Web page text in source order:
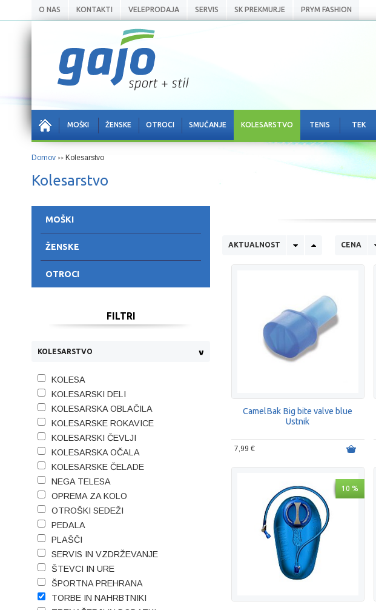
O NAS KONTAKTI VELEPRODAJA SERVIS SK PREKMURJE PRYM FASHION
MOŠKI ŽENSKE OTROCI SMUČANJE KOLESARSTVO TENIS TEK
Domov >> Kolesarstvo
Kolesarstvo
MOŠKI
ŽENSKE
OTROCI
FILTRI
KOLESARSTVO
KOLESA
KOLESARSKI DELI
KOLESARSKA OBLAČILA
KOLESARSKE ROKAVICE
KOLESARSKI ČEVLJI
KOLESARSKA OČALA
KOLESARSKE ČELADE
NEGA TELESA
OPREMA ZA KOLO
OTROŠKI SEDEŽI
PEDALA
PLAŠČI
SERVIS IN VZDRŽEVANJE
ŠTEVCI IN URE
ŠPORTNA PREHRANA
TORBE IN NAHRBTNIKI
AKTUALNOST CENA
CamelBak Big bite valve blue
Ustnik
7,99 €
10 %